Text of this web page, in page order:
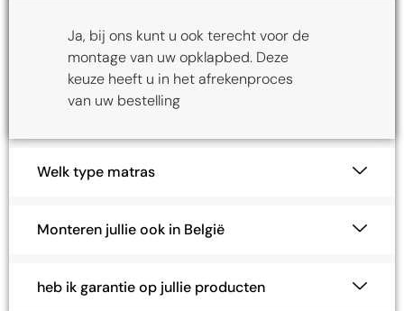
montage van uw opklapbed. Deze
keuze heeft u in het afrekenproces
van uw bestelling